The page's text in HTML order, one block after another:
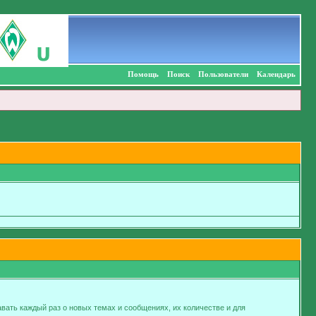
Помощь Поиск Пользователи Календарь
каждый раз о новых темах и сообщениях, их количестве и для